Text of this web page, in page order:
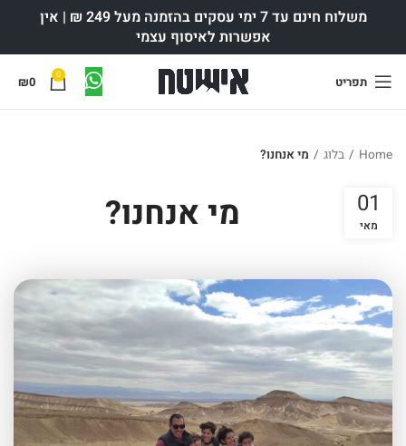
משלוח חינם עד 7 ימי עסקים בהזמנה מעל 249 ₪ | אין
אפשרות לאיסוף עצמי
תפריט 0
₪0
Home
/ בלוג / מי אנחנו?
מי אנחנו? 01
מאי